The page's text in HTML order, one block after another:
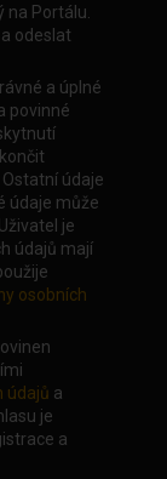
Portálu.
odeslat
a úplné
povinné
údaje
údaje může
je
údajů mají
osobních
údajů a
je
a